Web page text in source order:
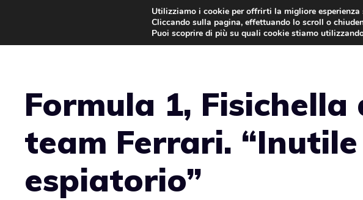
contenuto
Formula 1,
team Ferrari.
espiatorio”
Utilizziamo i cookie per offrirti la migliore
Cliccando sulla pagina, effettuando lo scroll o
Puoi scoprire di più su quali cookie stiamo